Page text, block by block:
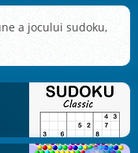
a jocului sudoku,